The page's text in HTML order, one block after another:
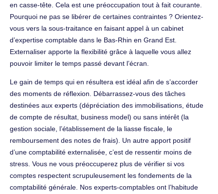
en casse-tête. Cela est une préoccupation tout à fait courante.
Pourquoi ne pas se libérer de certaines contraintes ? Orientez-
vous vers la sous-traitance en faisant appel à un cabinet
d’expertise comptable dans le Bas-Rhin en Grand Est.
Externaliser apporte la flexibilité grâce à laquelle vous allez
pouvoir limiter le temps passé devant l’écran.
Le gain de temps qui en résultera est idéal afin de s’accorder
des moments de réflexion. Débarrassez-vous des tâches
destinées aux experts (dépréciation des immobilisations, étude
de compte de résultat, business model) ou sans intérêt (la
gestion sociale, l’établissement de la liasse fiscale, le
remboursement des notes de frais). Un autre apport positif
d’une comptabilité externalisée, c’est de ressentir moins de
stress. Vous ne vous préoccuperez plus de vérifier si vos
comptes respectent scrupuleusement les fondements de la
comptabilité générale. Nos experts-comptables ont l’habitude